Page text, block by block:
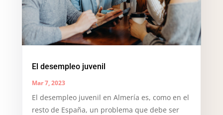
El desempleo juvenil
Mar 7, 2023
El desempleo juvenil en Almería es, como en el
resto de España, un problema que debe ser